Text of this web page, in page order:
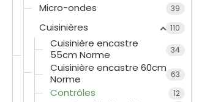
Micro-ondes 39
Cuisinières 110
Cuisinière encastre
55cm Norme
34
Cuisinière encastre 60cm
Norme
63
Contrôles 12